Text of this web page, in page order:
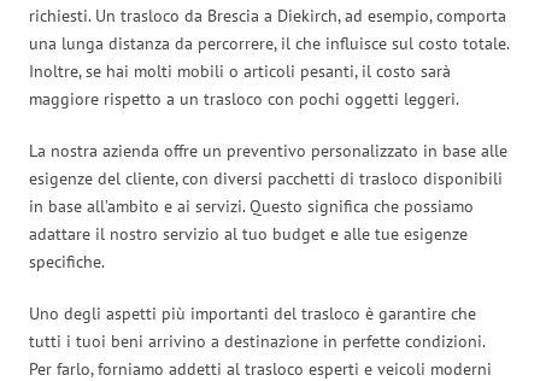
richiesti. Un trasloco da Brescia a Diekirch, ad esempio, comporta
una lunga distanza da percorrere, il che influisce sul costo totale.
Inoltre, se hai molti mobili o articoli pesanti, il costo sarà
maggiore rispetto a un trasloco con pochi oggetti leggeri.
La nostra azienda offre un preventivo personalizzato in base alle
esigenze del cliente, con diversi pacchetti di trasloco disponibili
in base all’ambito e ai servizi. Questo significa che possiamo
adattare il nostro servizio al tuo budget e alle tue esigenze
specifiche.
Uno degli aspetti più importanti del trasloco è garantire che
tutti i tuoi beni arrivino a destinazione in perfette condizioni.
Per farlo, forniamo addetti al trasloco esperti e veicoli moderni